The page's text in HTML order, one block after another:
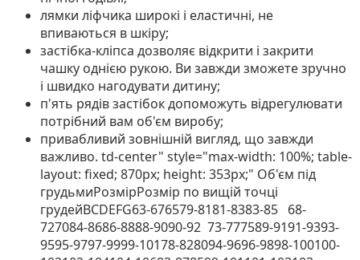
лямки ліфчика широкі і еластичні, не
впиваються в шкіру;
застібка-кліпса дозволяє відкрити і закрити
чашку однією рукою. Ви завжди зможете зручно
і швидко нагодувати дитину;
п'ять рядів застібок допоможуть відрегулювати
потрібний вам об'єм виробу;
привабливий зовнішній вигляд, що завжди
важливо. td-center" style="max-width: 100%; table-
layout: fixed; 870px; height: 353px;" Об'єм під
грудьмиРозмірРозмір по вищій точці
грудейBCDEFG63-676579-8181-8383-85 68-
727084-8686-8888-9090-92 73-777589-9191-9393-
9595-9797-9999-10178-828094-9696-9898-100100-